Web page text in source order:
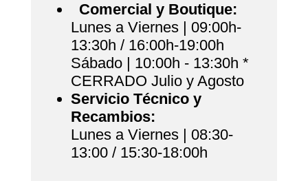
Comercial y Boutique:
Lunes a Viernes | 09:00h-
13:30h / 16:00h-19:00h
Sábado | 10:00h - 13:30h *
CERRADO Julio y Agosto
Servicio Técnico y
Recambios:
Lunes a Viernes | 08:30-
13:00 / 15:30-18:00h